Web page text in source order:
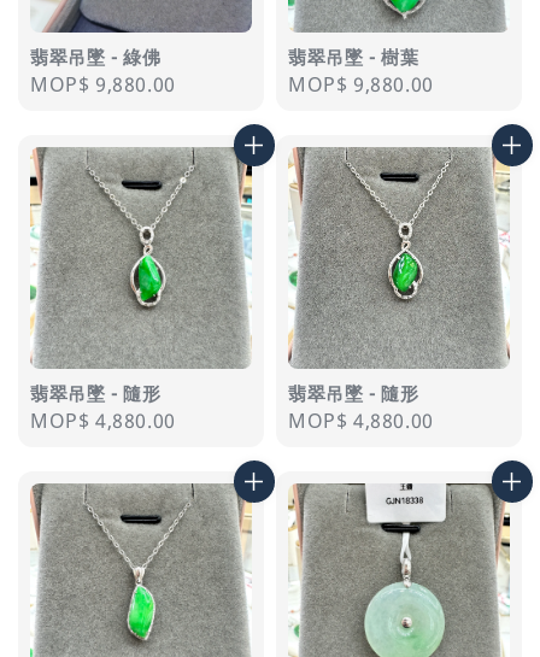
翡翠吊墜 - 綠佛
Regular
MOP$ 9,880.00
翡翠吊墜 - 樹葉
Regular
MOP$ 9,880.00
翡翠吊墜 - 隨形
Regular
MOP$ 4,880.00
翡翠吊墜 - 隨形
Regular
MOP$ 4,880.00